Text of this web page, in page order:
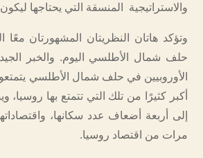
والاستراتيجية المنسقة التي يحتاجها ليكون
وتؤكد هاتان النظريتان المشهورتان معًا
حلف شمال الأطلسي اليوم. والخبر
الأوروبيين في حلف شمال الأطلسي
أكبر كثيرًا من تلك التي تتمتع بها روسيا،
إلى أربعة أضعاف عدد سكانها،
مرات من اقتصاد روسيا.